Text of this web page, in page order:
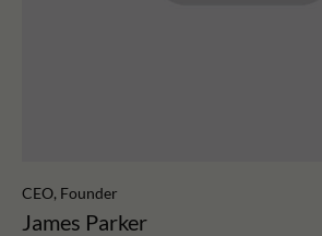
CEO, Founder
James Parker